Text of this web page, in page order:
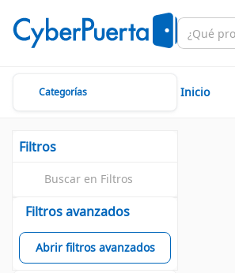
Categorías Inicio
Filtros
Filtros avanzados
Abrir filtros avanzados